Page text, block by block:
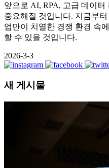
앞으로 AI, RPA, 고급 데이터
중요해질 것입니다. 지금부
업만이 치열한 경쟁 환경 속
할 수 있을 것입니다.
2026-3-3
새 게시물